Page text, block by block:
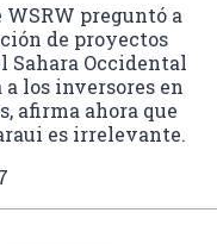
WSRW preguntó a
de proyectos
Sahara Occidental
a los inversores en
afirma ahora que
es irrelevante.